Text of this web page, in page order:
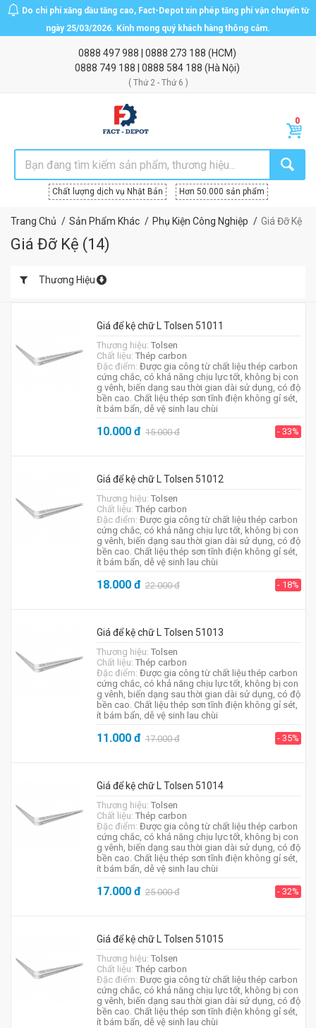
Do chi phí xăng dầu tăng cao, Fact-Depot xin phép tăng phí vận chuyển từ
ngày 25/03/2026. Kính mong quý khách hàng thông cảm.
0888 497 988 0888 273 188 (HCM)
0888 749 188
0888 584 188 (Hà Nội)
( Thứ 2 - Thứ 6 )
Chất lượng dịch vụ Nhật Bản Hơn 50.000 sản phẩm
Trang Chủ Sản Phẩm Khác Phụ Kiện Công Nghiệp Giá Đỡ Kệ
Giá Đỡ Kệ (14)
Thương Hiệu
Giá để kệ chữ L Tolsen 51011
Thương hiệu: Tolsen
Chất liệu: Thép carbon
Đặc điểm: Được gia công từ chất liệu thép carbon
cứng chắc, có khả năng chịu lực tốt, không bị con
g vênh, biến dạng sau thời gian dài sử dụng, có độ
bền cao. Chất liệu thép sơn tĩnh điện không gỉ sét,
ít bám bẩn, dễ vệ sinh lau chùi
10.000đ 15.000đ - 33%
Giá để kệ chữ L Tolsen 51012
Thương hiệu: Tolsen
Chất liệu: Thép carbon
Đặc điểm: Được gia công từ chất liệu thép carbon
cứng chắc, có khả năng chịu lực tốt, không bị con
g vênh, biến dạng sau thời gian dài sử dụng, có độ
bền cao. Chất liệu thép sơn tĩnh điện không gỉ sét,
ít bám bẩn, dễ vệ sinh lau chùi
18.000đ 22.000đ - 18%
Giá để kệ chữ L Tolsen 51013
Thương hiệu: Tolsen
Chất liệu: Thép carbon
Đặc điểm: Được gia công từ chất liệu thép carbon
cứng chắc, có khả năng chịu lực tốt, không bị con
g vênh, biến dạng sau thời gian dài sử dụng, có độ
bền cao. Chất liệu thép sơn tĩnh điện không gỉ sét,
ít bám bẩn, dễ vệ sinh lau chùi
11.000đ 17.000đ - 35%
Giá để kệ chữ L Tolsen 51014
Thương hiệu: Tolsen
Chất liệu: Thép carbon
Đặc điểm: Được gia công từ chất liệu thép carbon
cứng chắc, có khả năng chịu lực tốt, không bị con
g vênh, biến dạng sau thời gian dài sử dụng, có độ
bền cao. Chất liệu thép sơn tĩnh điện không gỉ sét,
ít bám bẩn, dễ vệ sinh lau chùi
17.000đ 25.000đ - 32%
Giá để kệ chữ L Tolsen 51015
Thương hiệu: Tolsen
Chất liệu: Thép carbon
Đặc điểm: Được gia công từ chất liệu thép carbon
cứng chắc, có khả năng chịu lực tốt, không bị con
g vênh, biến dạng sau thời gian dài sử dụng, có độ
bền cao. Chất liệu thép sơn tĩnh điện không gỉ sét,
ít bám bẩn, dễ vệ sinh lau chùi